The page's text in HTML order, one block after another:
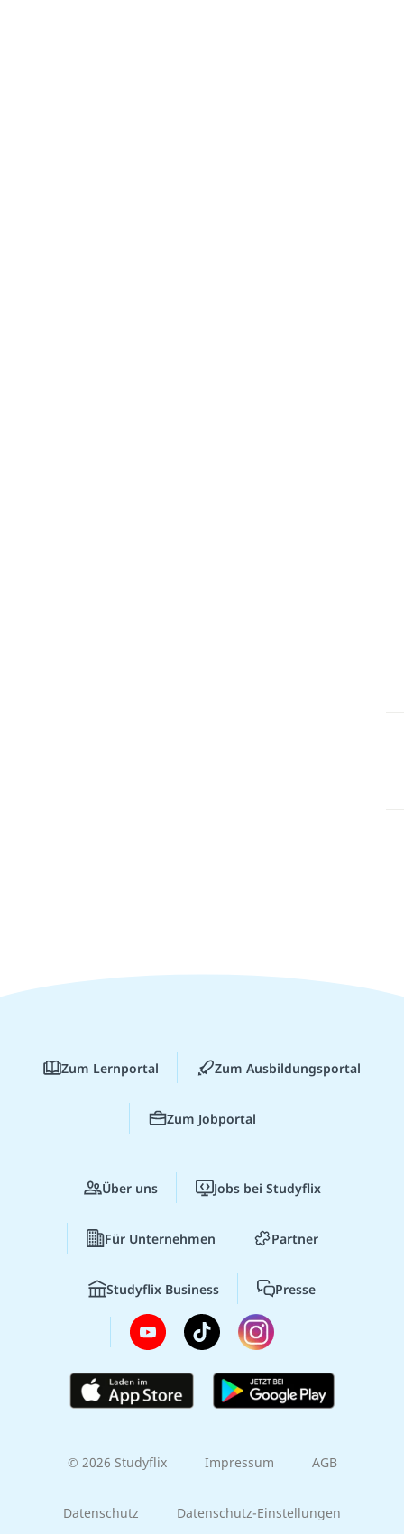
Zum Lernportal Zum Ausbildungsportal
Zum Jobportal
Über uns Jobs bei Studyflix
Für Unternehmen Partner
Studyflix Business Presse
© 2026 Studyflix Impressum AGB
Datenschutz Datenschutz-Einstellungen